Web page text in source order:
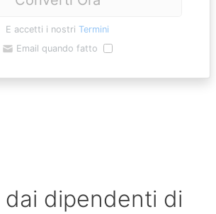
E accetti i nostri Termini
Email quando fatto
dai dipendenti di